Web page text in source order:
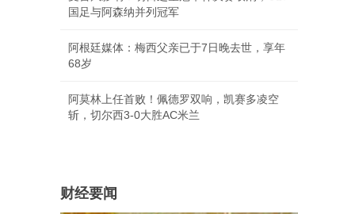
国足与阿森纳并列冠军
阿根廷媒体：梅西父亲已于7日晚去世，享年
68岁
阿莫林上任首败！佩德罗双响，凯赛多凌空
斩，切尔西3-0大胜AC米兰
财经要闻